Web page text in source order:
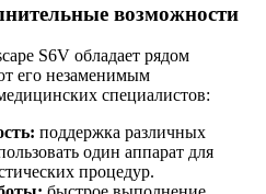
возможности
S6V обладает рядом
его незаменимым
специалистов:
поддержка различных
один аппарат для
процедур.